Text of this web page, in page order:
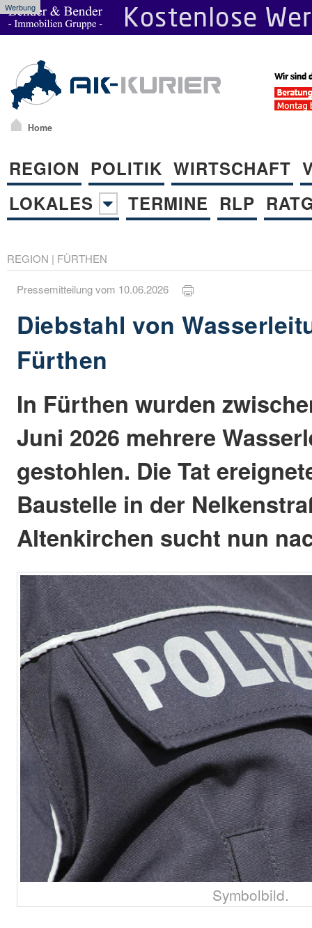
Werbung
Home
REGION POLITIK WIRTSCHAFT
LOKALES
TERMINE RLP
REGION | FÜRTHEN
Pressemitteilung vom 10.06.2026
Diebstahl von
Fürthen
In Fürthen wurden
Juni 2026 mehrere
gestohlen. Die Tat
Baustelle in der
Altenkirchen sucht nun
Symbolbild.